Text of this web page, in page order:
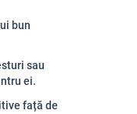
bun
sau
ei.
față de